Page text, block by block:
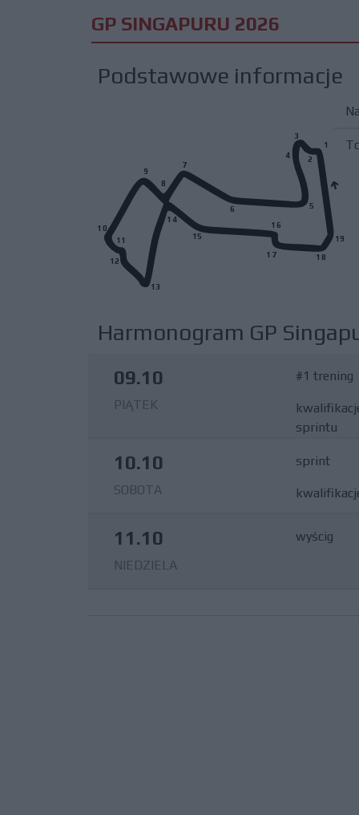
GP SINGAPURU 2026
Podstawowe informacje
1
2
3
4
5
6
7
8
9
10
11
12
13
14
15
16
17 18
19
Harmonogram GP
09.10
PIĄTEK
#1 trening
sprintu
10.10
SOBOTA
sprint
11.10
NIEDZIELA
wyścig